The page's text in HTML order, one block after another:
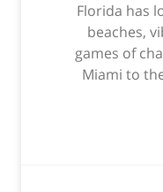
Florida has
beaches,
games of
Miami to